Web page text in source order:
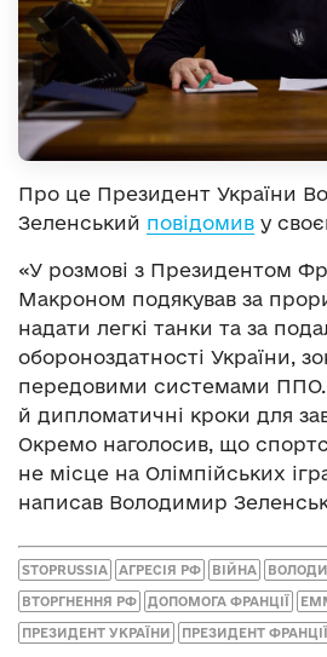
Про це Президент України
Зеленський повідомив у
«У розмові з Президентом
Макроном подякував за
надати легкі танки та за
обороноздатності України,
передовими системами ППО.
й дипломатичні кроки для
Окремо наголосив, що
не місце на Олімпійських
написав Володимир
STOPRUSSIA АГРЕСІЯ РФ ВІЙНА
ВТОРГНЕННЯ РФ ДОПОМОГА ФРАНЦІЇ
ПРЕЗИДЕНТ УКРАЇНИ ПРЕЗИДЕНТ ФРАНЦІЇ